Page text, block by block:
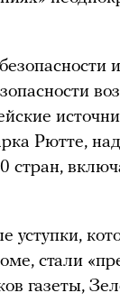
Рютте,
стран,
уступки,
стали
газеты,